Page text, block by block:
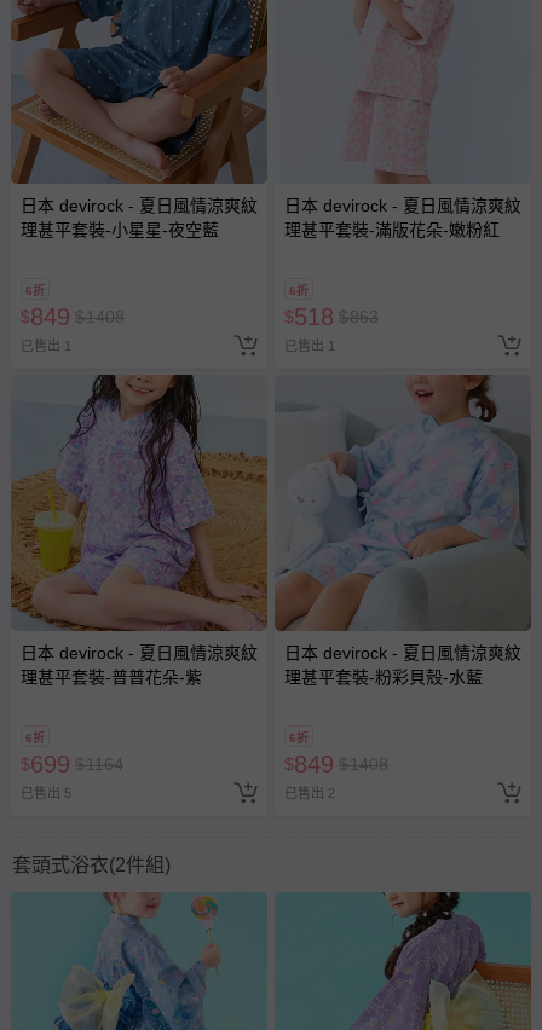
日本 devirock - 夏日風情涼爽紋
理甚平套裝-小星星-夜空藍
6折
$849 $1408
已售出 1
日本 devirock - 夏日風情涼爽紋
理甚平套裝-滿版花朵-嫩粉紅
6折
$518 $863
已售出 1
日本 devirock - 夏日風情涼爽紋
理甚平套裝-普普花朵-紫
6折
$699 $1164
已售出 5
日本 devirock - 夏日風情涼爽紋
理甚平套裝-粉彩貝殼-水藍
6折
$849 $1408
已售出 2
套頭式浴衣(2件組)